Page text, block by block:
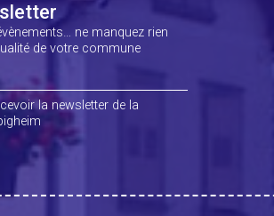
ne manquez rien
de votre commune
la newsletter de la